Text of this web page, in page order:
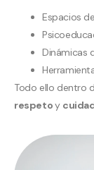
Espacios
Dinámicas
Todo ello dentro
respetoy